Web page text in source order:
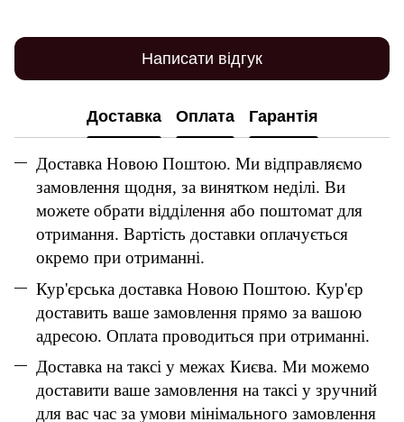
Написати відгук
Доставка Оплата Гарантія
Доставка Новою Поштою. Ми відправляємо
замовлення щодня, за винятком неділі. Ви
можете обрати відділення або поштомат для
отримання. Вартість доставки оплачується
окремо при отриманні.
Кур'єрська доставка Новою Поштою. Кур'єр
доставить ваше замовлення прямо за вашою
адресою. Оплата проводиться при отриманні.
Доставка на таксі у межах Києва. Ми можемо
доставити ваше замовлення на таксі у зручний
для вас час за умови мінімального замовлення